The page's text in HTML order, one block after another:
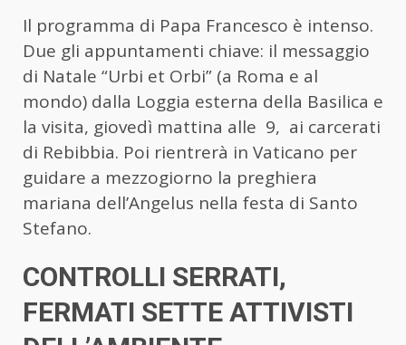
Il programma di Papa Francesco è intenso.
Due gli appuntamenti chiave: il messaggio
di Natale “Urbi et Orbi” (a Roma e al
mondo) dalla Loggia esterna della Basilica e
la visita, giovedì mattina alle 9, ai carcerati
di Rebibbia. Poi rientrerà in Vaticano per
guidare a mezzogiorno la preghiera
mariana dell’Angelus nella festa di Santo
Stefano.
CONTROLLI SERRATI,
FERMATI SETTE ATTIVISTI